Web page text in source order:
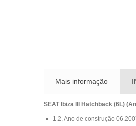
Mais informação
SEAT Ibiza III Hatchback (6L)
1.2, Ano de construção